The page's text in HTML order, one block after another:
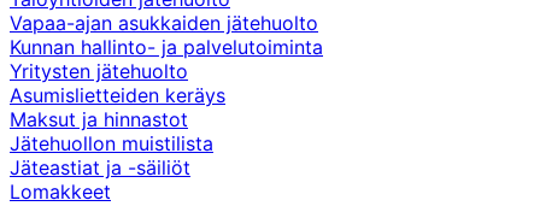
Vapaa-ajan asukkaiden jätehuolto
Kunnan hallinto- ja palvelutoiminta
Yritysten jätehuolto
Asumislietteiden keräys
Maksut ja hinnastot
Jätehuollon muistilista
Jäteastiat ja -säiliöt
Lomakkeet